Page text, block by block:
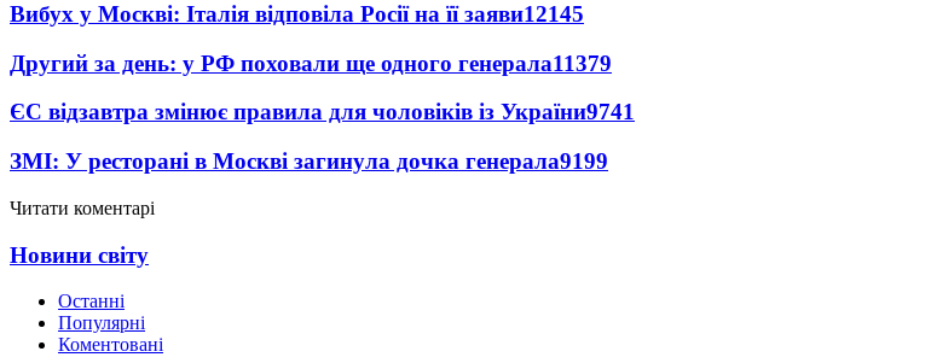
Вибух у Москві: Італія відповіла Росії на її заяви12145
Другий за день: у РФ поховали ще одного генерала11379
ЄС відзавтра змінює правила для чоловіків із України9741
ЗМІ: У ресторані в Москві загинула дочка генерала9199
Читати коментарі
Новини світу
Останні
Популярні
Коментовані